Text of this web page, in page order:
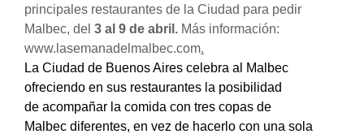
principales restaurantes de la Ciudad para pedir
Malbec, del 3 al 9 de abril. Más información:
www.lasemanadelmalbec.com.
La Ciudad de Buenos Aires celebra al Malbec
ofreciendo en sus restaurantes la posibilidad
de acompañar la comida con tres copas de
Malbec diferentes, en vez de hacerlo con una sola